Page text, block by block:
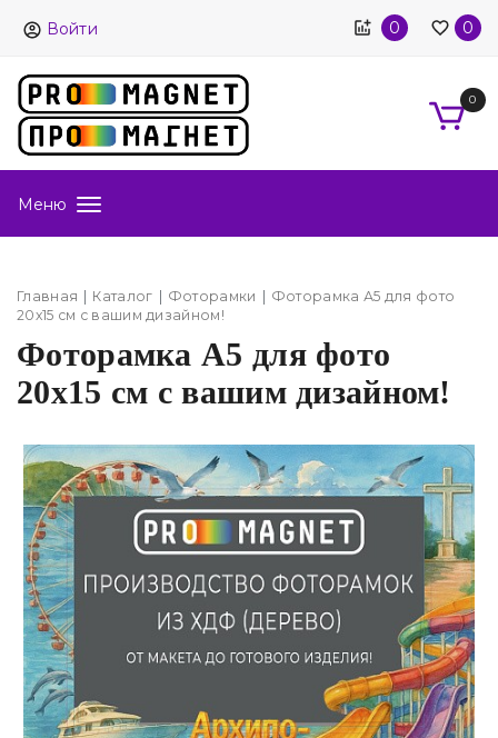
Войти 0 0
0
Меню
Главная Каталог Фоторамки
Фоторамка А5 для фото
20х15 см с вашим дизайном!
Фоторамка А5 для фото
20х15 см с вашим дизайном!